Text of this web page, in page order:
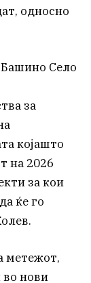
односно
Башино Село
за
којашто
на 2026
за кои
ќе го
метежот,
во нови